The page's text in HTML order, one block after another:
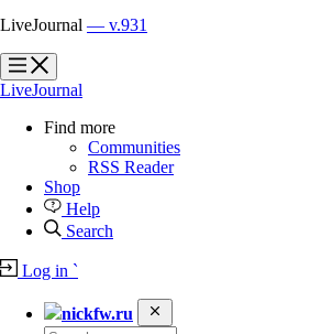
LiveJournal — v.931
?
?
LiveJournal
Find more
Communities
RSS Reader
Shop
Help
Search
Log in `
nickfw.ru